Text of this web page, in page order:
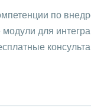
организации,
по
для